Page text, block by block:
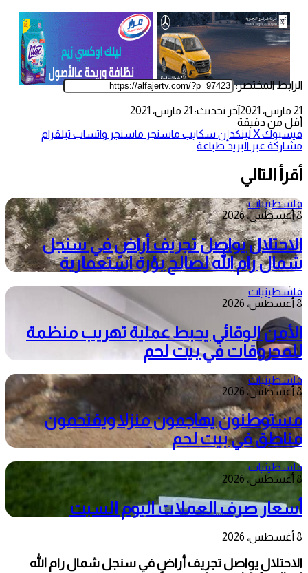
الرابط المختصر:
21 مارس، 2021
آخر تحديث: 21 مارس، 2021
أقل من دقيقة
فيسبوك‫Xلينكدإن سكايب ماسنجر ماسنجر واتساب تيلقرام
مشاركة عبر البريد طباعة
أقرأ التالي
فلسطينيات
8 أغسطس، 2026
الاحتلال يواصل تجريف أراضٍ في سنجل
شمال رام الله لصالح بؤرة استعمارية
فلسطينيات
8 أغسطس، 2026
الأمن الوقائي يحبط عملية تهريب منظمة
للمحروقات في بيت لحم
فلسطينيات
8 أغسطس، 2026
مستوطنون يهاجمون منزلا ويقتحمون
مناطق في بيت لحم
فلسطينيات
8 أغسطس، 2026
أسعار صرف العملات اليوم السبت
8 أغسطس، 2026
الاحتلال يواصل تجريف أراضٍ في سنجل شمال رام الله